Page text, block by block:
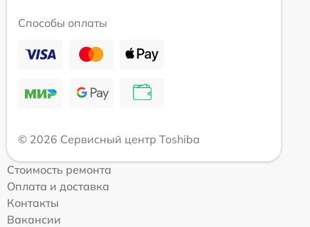
Способы оплаты
© 2026 Сервисный центр Toshiba
Стоимость ремонта
Оплата и доставка
Контакты
Вакансии